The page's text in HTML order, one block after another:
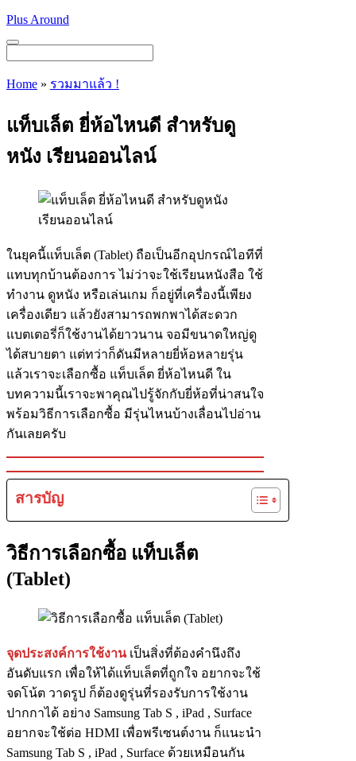
Skip
content
Plus Around
Menu
Home » รวมมาแล้ว !
แท็บเล็ต ยี่ห้อไหนดี สำหรับดู
หนัง เรียนออนไลน์
ในยุคนี้แท็บเล็ต (Tablet) ถือเป็นอีกอุปกรณ์ไอทีที่
แทบทุกบ้านต้องการ ไม่ว่าจะใช้เรียนหนังสือ ใช้
ทำงาน ดูหนัง หรือเล่นเกม ก็อยู่ที่เครื่องนี้เพียง
เครื่องเดียว แล้วยังสามารถพกพาได้สะดวก
แบตเตอรี่ก็ใช้งานได้ยาวนาน จอมีขนาดใหญ่ดู
ได้สบายตา แต่ทว่าก็ดันมีหลายยี่ห้อหลายรุ่น
แล้วเราจะเลือกซื้อ แท็บเล็ต ยี่ห้อไหนดี ใน
บทความนี้เราจะพาคุณไปรู้จักกับยี่ห้อที่น่าสนใจ
พร้อมวิธีการเลือกซื้อ มีรุ่นไหนบ้างเลื่อนไปอ่าน
กันเลยครับ
สารบัญ
วิธีการเลือกซื้อ แท็บเล็ต
(Tablet)
จุดประสงค์การใช้งานเป็นสิ่งที่ต้องคำนึงถึง
อันดับแรก เพื่อให้ได้แท็บเล็ตที่ถูกใจ อยากจะใช้
จดโน้ต วาดรูป ก็ต้องดูรุ่นที่รองรับการใช้งาน
ปากกาได้ อย่าง Samsung Tab S , iPad , Surface
อยากจะใช้ต่อ HDMI เพื่อพรีเซนต์งาน ก็แนะนำ
Samsung Tab S , iPad , Surface ด้วยเหมือนกัน